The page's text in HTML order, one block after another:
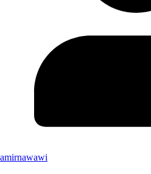
amirnawawi